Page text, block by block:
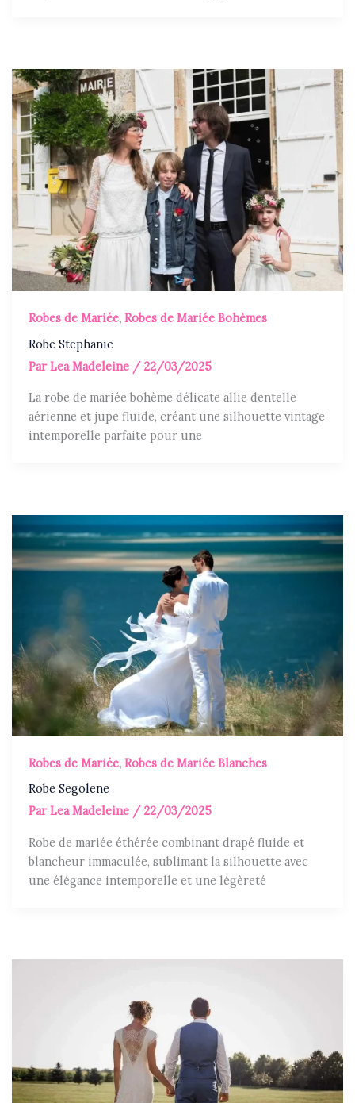
Robes de Mariée,Robes de Mariée Bohèmes
Robe Stephanie
ParLea Madeleine / 22/03/2025
La robe de mariée bohème délicate allie dentelle
aérienne et jupe fluide, créant une silhouette vintage
intemporelle parfaite pour une
Robes de Mariée,Robes de Mariée Blanches
Robe Segolene
ParLea Madeleine / 22/03/2025
Robe de mariée éthérée combinant drapé fluide et
blancheur immaculée, sublimant la silhouette avec
une élégance intemporelle et une légèreté